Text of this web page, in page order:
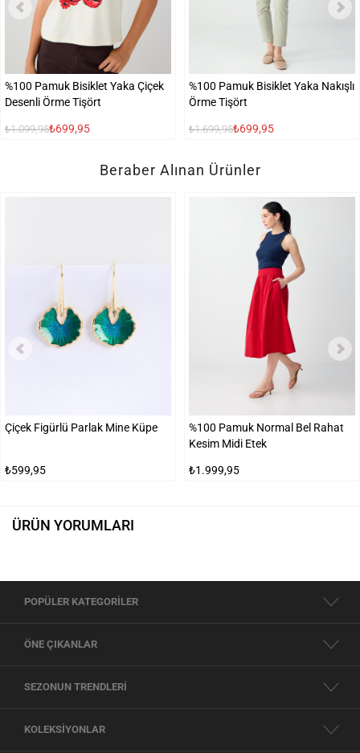
%100 Pamuk Bisiklet Yaka Çiçek
Desenli Örme Tişört
₺1.099,95₺699,95
%100 Pamuk Bisiklet Yaka Nakışlı
Örme Tişört
₺1.699,95₺699,95
Beraber Alınan Ürünler
Çiçek Figürlü Parlak Mine Küpe
₺599,95
%100 Pamuk Normal Bel Rahat
Kesim Midi Etek
₺1.999,95
ÜRÜN YORUMLARI
POPÜLER KATEGORİLER
ÖNE ÇIKANLAR
SEZONUN TRENDLERİ
KOLEKSİYONLAR